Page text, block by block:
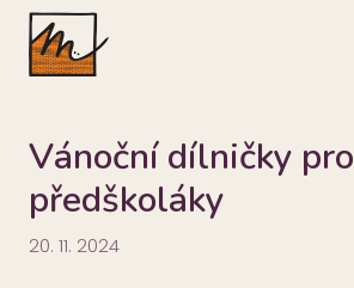
Vánoční dílničky pro
předškoláky
20. 11. 2024